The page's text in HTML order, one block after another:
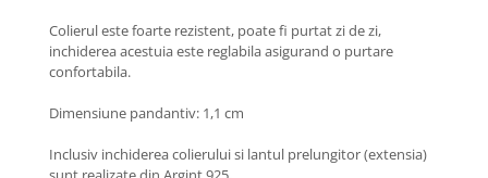
Coliere cu Molecule
Coliere Diverse
Brățări din Aur cu șnur reglabil
Colierul este foarte rezistent, poate fi purtat zi de zi,
inchiderea acestuia este reglabila asigurand o purtare
confortabila.
Dimensiune pandantiv: 1,1 cm
Inclusiv inchiderea colierului si lantul prelungitor (extensia)